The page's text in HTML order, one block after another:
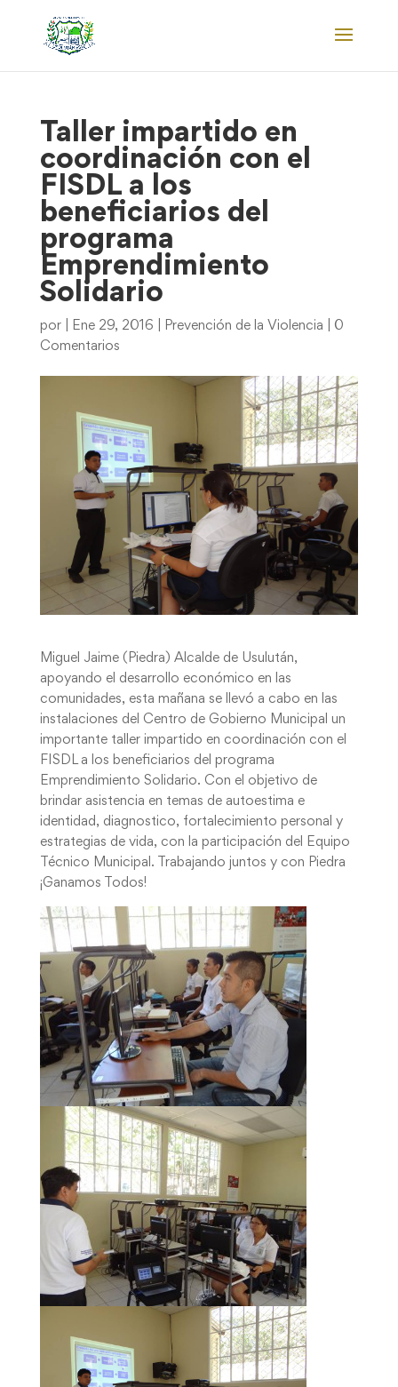
Taller impartido en
coordinación con el
FISDL a los
beneficiarios del
programa
Emprendimiento
Solidario
por Ene 29, 2016 Prevención de la Violencia
0
Comentarios
Miguel Jaime (Piedra) Alcalde de Usulután,
apoyando el desarrollo económico en las
comunidades, esta mañana se llevó a cabo en las
instalaciones del Centro de Gobierno Municipal un
importante taller impartido en coordinación con el
FISDL a los beneficiarios del programa
Emprendimiento Solidario. Con el objetivo de
brindar asistencia en temas de autoestima e
identidad, diagnostico, fortalecimiento personal y
estrategias de vida, con la participación del Equipo
Técnico Municipal. Trabajando juntos y con Piedra
¡Ganamos Todos!